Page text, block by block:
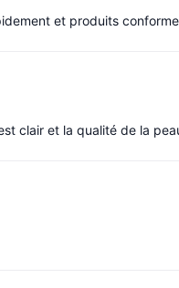
et produits
clair et la qualité de la